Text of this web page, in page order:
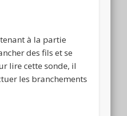
à la partie
des fils et se
lire cette sonde, il
les branchements